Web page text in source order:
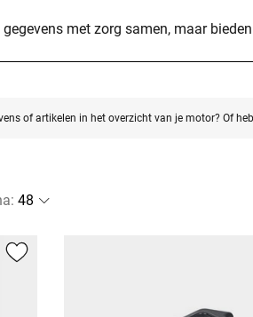
met zorg samen, maar
of artikelen in het overzicht van je motor? Of
: